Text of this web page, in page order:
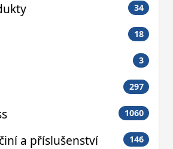
34
18
3
297
1060
a příslušenství 146